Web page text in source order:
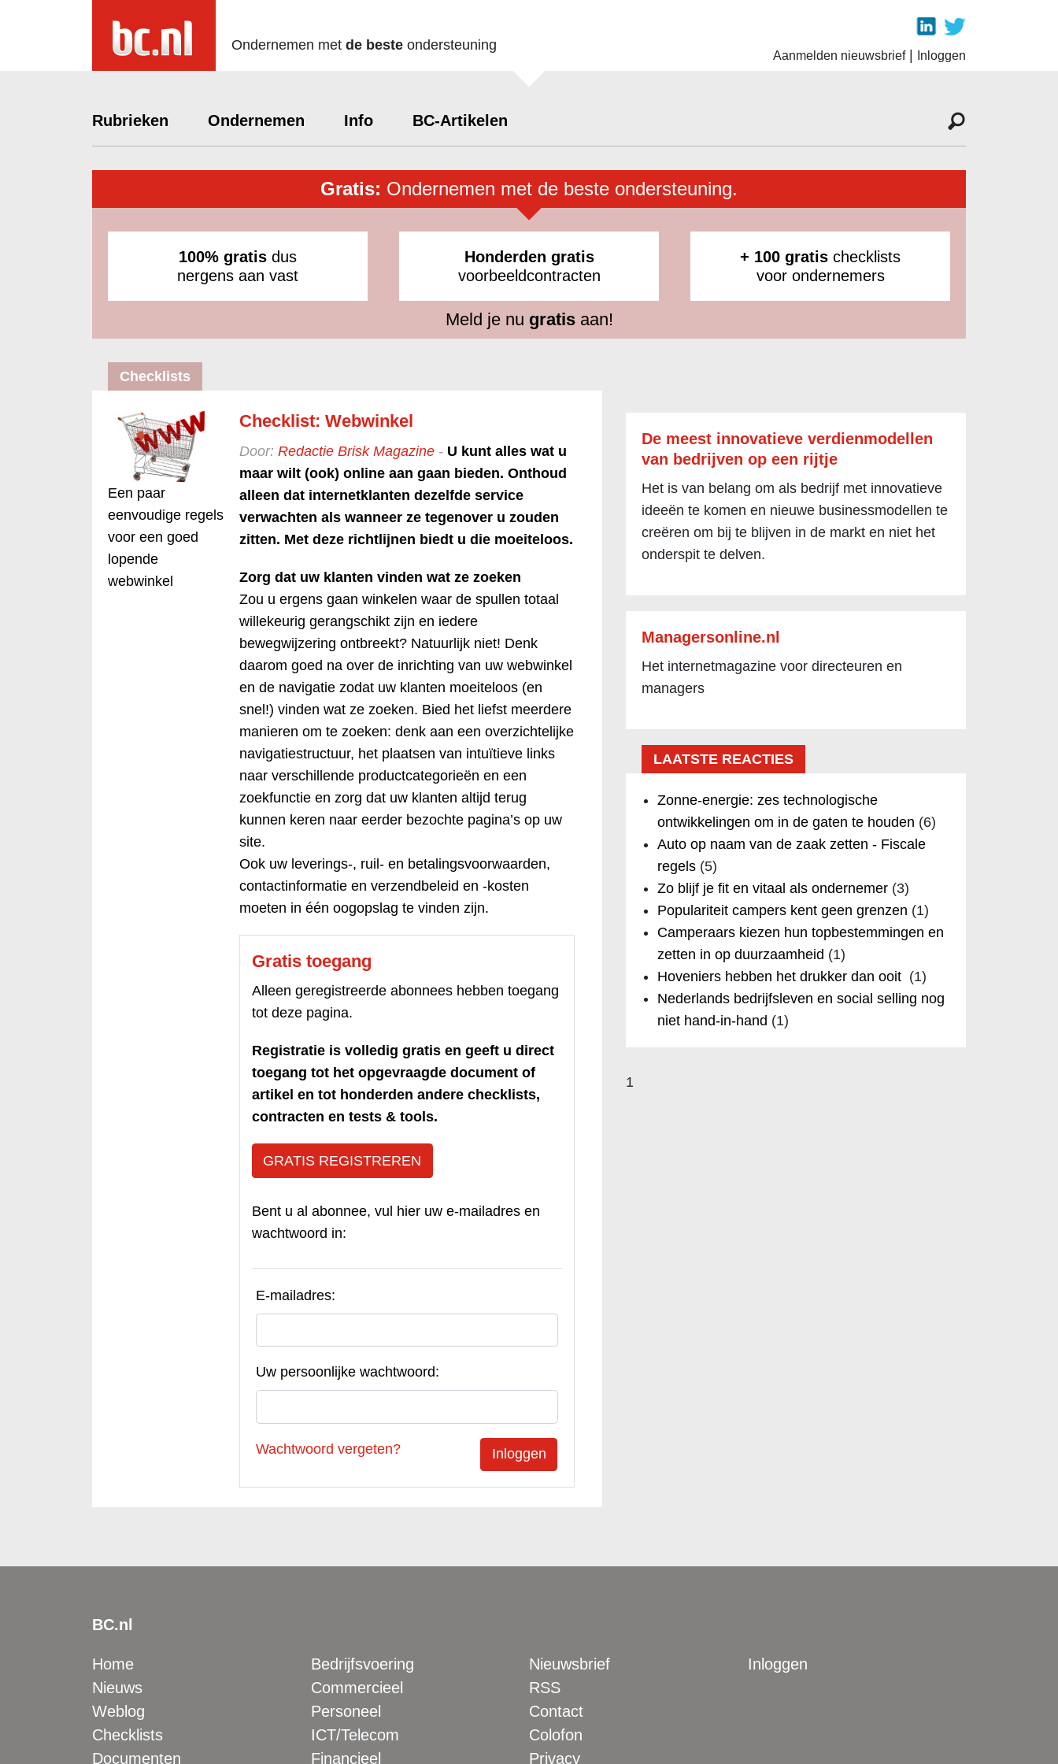
Ondernemen met de beste ondersteuning
Aanmelden nieuwsbrief| Inloggen
Rubrieken Ondernemen Info BC-Artikelen
Gratis: Ondernemen met de beste ondersteuning.
100% gratis dus
nergens aan vast
Honderden gratis
voorbeeldcontracten
+ 100 gratis checklists
voor ondernemers
Meld je nu gratisaan!
Checklists
Een paar
eenvoudige regels
voor een goed
lopende
webwinkel
Checklist: Webwinkel
Door: Redactie Brisk Magazine- U kunt alles wat u
maar wilt (ook) online aan gaan bieden. Onthoud
alleen dat internetklanten dezelfde service
verwachten als wanneer ze tegenover u zouden
zitten. Met deze richtlijnen biedt u die moeiteloos.
Zorg dat uw klanten vinden wat ze zoeken
Zou u ergens gaan winkelen waar de spullen totaal
willekeurig gerangschikt zijn en iedere
bewegwijzering ontbreekt? Natuurlijk niet! Denk
daarom goed na over de inrichting van uw webwinkel
en de navigatie zodat uw klanten moeiteloos (en
snel!) vinden wat ze zoeken. Bied het liefst meerdere
manieren om te zoeken: denk aan een overzichtelijke
navigatiestructuur, het plaatsen van intuïtieve links
naar verschillende productcategorieën en een
zoekfunctie en zorg dat uw klanten altijd terug
kunnen keren naar eerder bezochte pagina’s op uw
site.
Ook uw leverings-, ruil- en betalingsvoorwaarden,
contactinformatie en verzendbeleid en -kosten
moeten in één oogopslag te vinden zijn.
Gratis toegang
Alleen geregistreerde abonnees hebben toegang
tot deze pagina.
Registratie is volledig gratis en geeft u direct
toegang tot het opgevraagde document of
artikel en tot honderden andere checklists,
contracten en tests & tools.
GRATIS REGISTREREN
Bent u al abonnee, vul hier uw e-mailadres en
wachtwoord in:
E-mailadres:
Uw persoonlijke wachtwoord:
Wachtwoord vergeten?
De meest innovatieve verdienmodellen
van bedrijven op een rijtje
Het is van belang om als bedrijf met innovatieve
ideeën te komen en nieuwe businessmodellen te
creëren om bij te blijven in de markt en niet het
onderspit te delven.
Managersonline.nl
Het internetmagazine voor directeuren en
managers
LAATSTE REACTIES
Zonne-energie: zes technologische
ontwikkelingen om in de gaten te houden (6)
Auto op naam van de zaak zetten - Fiscale
regels(5)
Zo blijf je fit en vitaal als ondernemer(3)
Populariteit campers kent geen grenzen (1)
Camperaars kiezen hun topbestemmingen en
zetten in op duurzaamheid (1)
Hoveniers hebben het drukker dan ooit (1)
Nederlands bedrijfsleven en social selling nog
niet hand-in-hand (1)
1
BC.nl
Home
Nieuws
Weblog
Checklists
Documenten
Bedrijfsvoering
Commercieel
Personeel
ICT/Telecom
Financieel
Nieuwsbrief
RSS
Contact
Colofon
Privacy
Inloggen